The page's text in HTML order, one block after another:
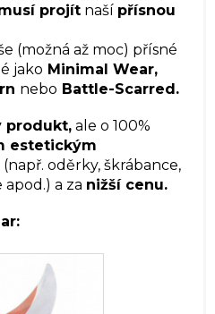
projít naší přísnou
(možná až moc) přísné
jako Minimal Wear,
nebo Battle-Scarred.
produkt, ale o 100%
estetickým
(např. oděrky, škrábance,
a za nižší cenu.